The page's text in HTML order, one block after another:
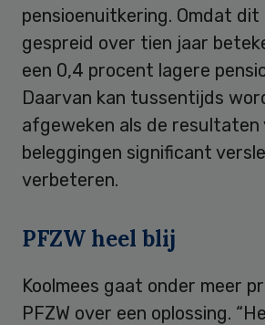
pensioenuitkering. Omdat
gespreid over tien jaar
een 0,4 procent lagere
Daarvan kan tussentijds
afgeweken als de resultaten
beleggingen significant
verbeteren.
PFZW heel blij
Koolmees gaat onder meer
PFZW over een oplossing.